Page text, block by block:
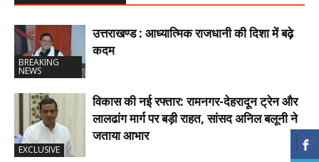
BREAKING
NEWS
उत्तराखण्ड : आध्यात्मिक राजधानी की दिशा में बढ़े
कदम
EXCLUSIVE
विकास की नई रफ्तार: रामनगर-देहरादून ट्रेन और
लालढांग मार्ग पर बड़ी राहत, सांसद अनिल बलूनी ने
जताया आभार